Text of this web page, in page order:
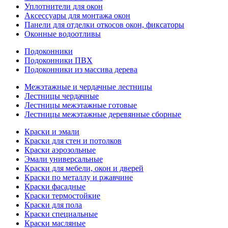
Уплотнители для окон
Аксессуары для монтажа окон
Панели для отделки откосов окон, фиксаторы
Оконные водоотливы
Подоконники
Подоконники ПВХ
Подоконники из массива дерева
Межэтажные и чердачные лестницы
Лестницы чердачные
Лестницы межэтажные готовые
Лестницы межэтажные деревянные сборные
Краски и эмали
Краски для стен и потолков
Краски аэрозольные
Эмали универсальные
Краски для мебели, окон и дверей
Краски по металлу и ржавчине
Краски фасадные
Краски термостойкие
Краски для пола
Краски специальные
Краски масляные